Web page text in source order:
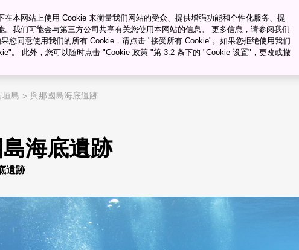
目的�?/span> 旅行�ȝ�� 旅行计划
垣島 與那國島海底遺跡
海底遺跡
遺跡
本网站上使用 Cookie 来衡量我们网站的受众、提供增强功能和个性化服务、提
我们可能会与第三方公司共享有关您使用本网站的信息。 更多信息，请参阅我们
您同意使用我们的所有 Cookie，请点击 "接受所有 Cookie"。如果您拒绝使用我们
。 此外，您可以随时点击 "Cookie 政策 "第 3.2 条下的 "Cookie 设置"，更改或撤